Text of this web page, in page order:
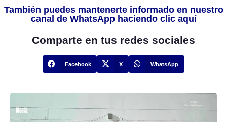
También puedes mantenerte informado en nuestro
canal de WhatsApp haciendo clic aquí
Comparte en tus redes sociales
Facebook X WhatsApp